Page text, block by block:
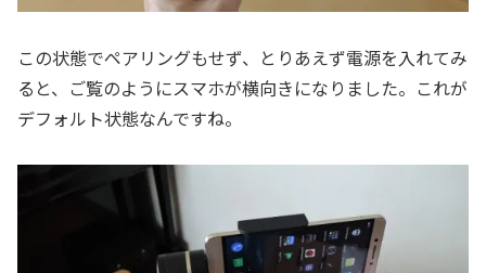
この状態でペアリングもせず、とりあえず電源を入れてみ
ると、ご覧のようにスマホが横向きになりました。これが
デフォルト状態なんですね。